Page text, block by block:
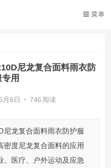
菜单
尼龙复合面料雨衣防
用
月6日 • 746 阅读
尼龙复合面料雨衣防护服
密度尼龙复合面料的应用
、医疗、户外运动及应急